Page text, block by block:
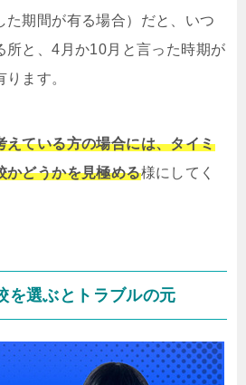
た期間が有る場合）だと、いつ
所と、4月か10月と言った時期が
ます。
えている方の場合には、タイミ
かどうかを見極める様にしてく
を選ぶとトラブルの元